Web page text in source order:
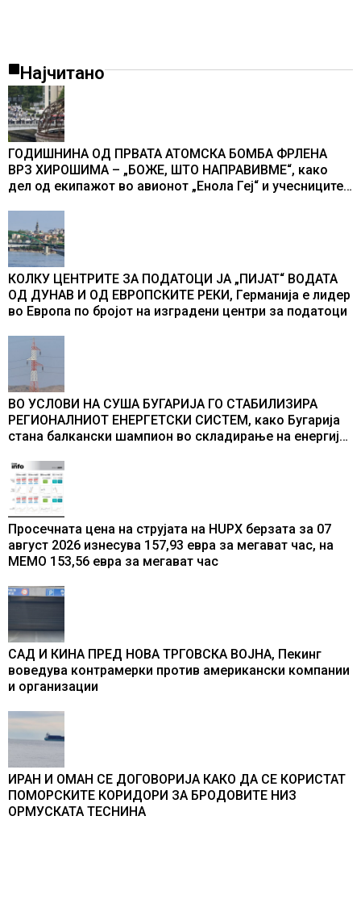
Најчитано
ГОДИШНИНА ОД ПРВАТА АТОМСКА БОМБА ФРЛЕНА
ВРЗ ХИРОШИМА – „БОЖЕ, ШТО НАПРАВИВМЕ“, како
дел од екипажот во авионот „Енола Геј“ и учесниците
промени текот на историјата
КОЛКУ ЦЕНТРИТЕ ЗА ПОДАТОЦИ ЈА „ПИЈАТ“ ВОДАТА
ОД ДУНАВ И ОД ЕВРОПСКИТЕ РЕКИ, Германија е лидер
во Европа по бројот на изградени центри за податоци
ВО УСЛОВИ НА СУША БУГАРИЈА ГО СТАБИЛИЗИРА
РЕГИОНАЛНИОТ ЕНЕРГЕТСКИ СИСТЕМ, како Бугарија
стана балкански шампион во складирање на енергија
Просечната цена на струјата на HUPX берзата за 07
август 2026 изнесува 157,93 евра за мегават час, на
МЕМО 153,56 евра за мегават час
САД И КИНА ПРЕД НОВА ТРГОВСКА ВОЈНА, Пекинг
воведува контрамерки против американски компании
и организации
ИРАН И ОМАН СЕ ДОГОВОРИЈА КАКО ДА СЕ КОРИСТАТ
ПОМОРСКИТЕ КОРИДОРИ ЗА БРОДОВИТЕ НИЗ
ОРМУСКАТА ТЕСНИНА